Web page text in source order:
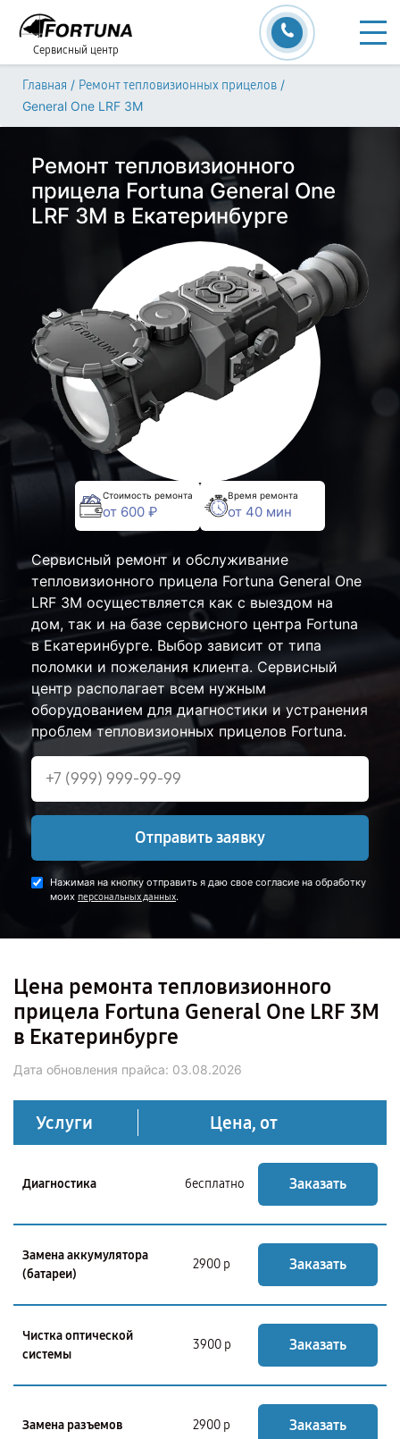
Сервисный центр
Главная / Ремонт тепловизионных прицелов /
General One LRF 3M
Ремонт тепловизионного
прицела Fortuna General One
LRF 3M в Екатеринбурге
Стоимость ремонта
от 600 ₽
Время ремонта
от 40 мин
Сервисный ремонт и обслуживание
тепловизионного прицела Fortuna General One
LRF 3M осуществляется как с выездом на
дом, так и на базе сервисного центра Fortuna
в Екатеринбурге. Выбор зависит от типа
поломки и пожелания клиента. Сервисный
центр располагает всем нужным
оборудованием для диагностики и устранения
проблем тепловизионных прицелов Fortuna.
Отправить заявку
Нажимая на кнопку отправить я даю свое согласие на обработку
моих персональных данных.
Цена ремонта тепловизионного
прицела Fortuna General One LRF 3M
в Екатеринбурге
Дата обновления прайса: 03.08.2026
Услуги Цена, от
Диагностика бесплатно Заказать
Замена аккумулятора
(батареи)
2900 р Заказать
Чистка оптической
системы
3900 р Заказать
Замена разъемов 2900 р Заказать